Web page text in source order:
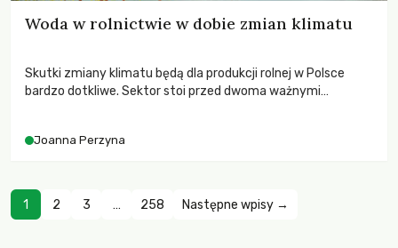
Woda w rolnictwie w dobie zmian klimatu
Skutki zmiany klimatu będą dla produkcji rolnej w Polsce
bardzo dotkliwe. Sektor stoi przed dwoma ważnymi
zachodzących zmian klimatycznych. Wymagać to będzie
Joanna Perzyna
1 2 3 … 258 Następne wpisy →